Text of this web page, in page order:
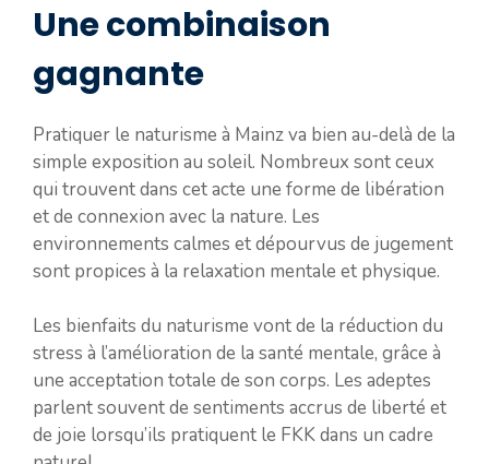
Une combinaison
gagnante
Pratiquer le naturisme à Mainz va bien au-delà de la
simple exposition au soleil. Nombreux sont ceux
qui trouvent dans cet acte une forme de libération
et de connexion avec la nature. Les
environnements calmes et dépourvus de jugement
sont propices à la relaxation mentale et physique.
Les bienfaits du naturisme vont de la réduction du
stress à l’amélioration de la santé mentale, grâce à
une acceptation totale de son corps. Les adeptes
parlent souvent de sentiments accrus de liberté et
de joie lorsqu’ils pratiquent le FKK dans un cadre